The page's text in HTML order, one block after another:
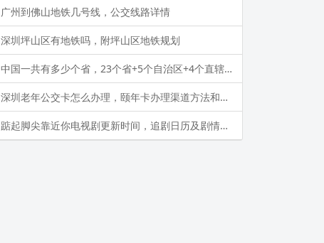
广州到佛山地铁几号线，公交线路详情
深圳坪山区有地铁吗，附坪山区地铁规划
中国一共有多少个省，23个省+5个自治区+4个直辖市+2个特区
深圳老年公交卡怎么办理，颐年卡办理渠道方法和所需材料
踮起脚尖靠近你电视剧更新时间，追剧日历及剧情简介